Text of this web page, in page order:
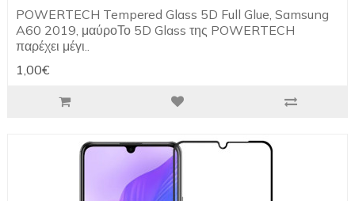
POWERTECH Tempered Glass 5D Full Glue, Samsung
A60 2019, μαύροΤο 5D Glass της POWERTECH
παρέχει μέγι..
1,00€